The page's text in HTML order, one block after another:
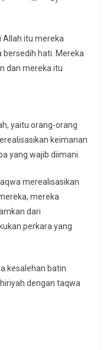
Allah itu mereka
hati. Mereka
dan mereka itu
yaitu orang-orang
keimanan
yang wajib diimani.
merealisasikan
mereka
dari
perkara yang
kesalehan batin
dengan taqwa